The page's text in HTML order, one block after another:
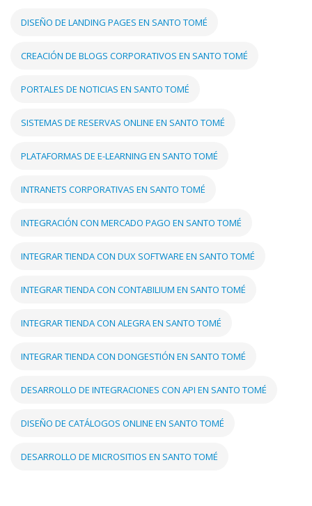
DISEÑO DE LANDING PAGES EN SANTO TOMÉ
CREACIÓN DE BLOGS CORPORATIVOS EN SANTO TOMÉ
PORTALES DE NOTICIAS EN SANTO TOMÉ
SISTEMAS DE RESERVAS ONLINE EN SANTO TOMÉ
PLATAFORMAS DE E-LEARNING EN SANTO TOMÉ
INTRANETS CORPORATIVAS EN SANTO TOMÉ
INTEGRACIÓN CON MERCADO PAGO EN SANTO TOMÉ
INTEGRAR TIENDA CON DUX SOFTWARE EN SANTO TOMÉ
INTEGRAR TIENDA CON CONTABILIUM EN SANTO TOMÉ
INTEGRAR TIENDA CON ALEGRA EN SANTO TOMÉ
INTEGRAR TIENDA CON DONGESTIÓN EN SANTO TOMÉ
DESARROLLO DE INTEGRACIONES CON API EN SANTO TOMÉ
DISEÑO DE CATÁLOGOS ONLINE EN SANTO TOMÉ
DESARROLLO DE MICROSITIOS EN SANTO TOMÉ